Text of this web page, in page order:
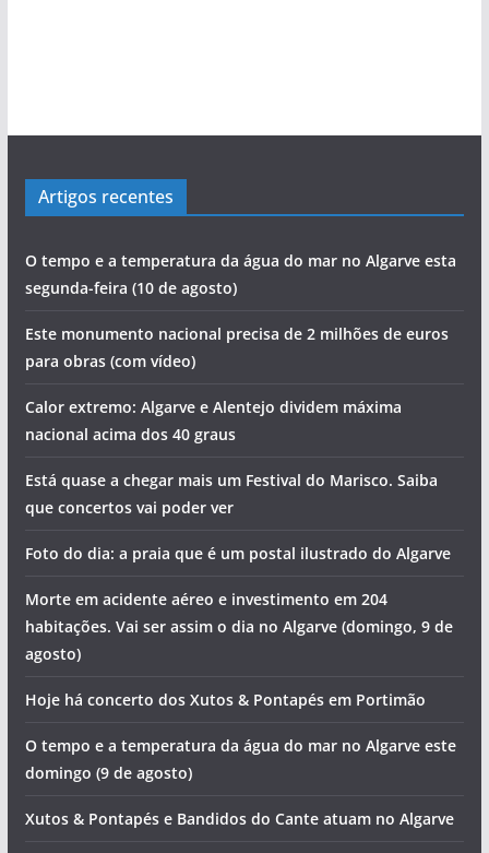
Artigos recentes
O tempo e a temperatura da água do mar no Algarve esta
segunda-feira (10 de agosto)
Este monumento nacional precisa de 2 milhões de euros
para obras (com vídeo)
Calor extremo: Algarve e Alentejo dividem máxima
nacional acima dos 40 graus
Está quase a chegar mais um Festival do Marisco. Saiba
que concertos vai poder ver
Foto do dia: a praia que é um postal ilustrado do Algarve
Morte em acidente aéreo e investimento em 204
habitações. Vai ser assim o dia no Algarve (domingo, 9 de
agosto)
Hoje há concerto dos Xutos & Pontapés em Portimão
O tempo e a temperatura da água do mar no Algarve este
domingo (9 de agosto)
Xutos & Pontapés e Bandidos do Cante atuam no Algarve